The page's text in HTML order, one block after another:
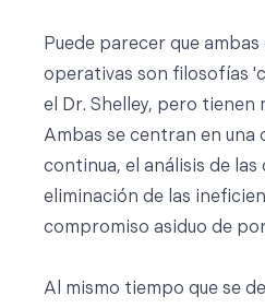
Puede parecer que
operativas son filosofías
el Dr. Shelley, pero tienen
Ambas se centran en una
continua, el análisis de las
eliminación de las
compromiso asiduo de
Al mismo tiempo que se